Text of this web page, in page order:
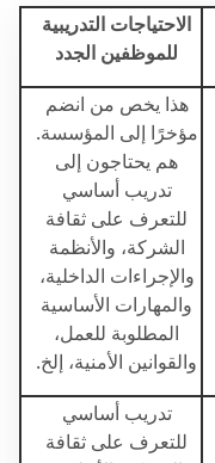
الاحتياجات التدريبية
للموظفين الجدد
هذا يخص من انضم
مؤخرًا إلى المؤسسة.
هم يحتاجون إلى
تدريب أساسي
للتعرف على ثقافة
الشركة، والأنظمة
والإجراءات الداخلية،
والمهارات الأساسية
المطلوبة للعمل،
والقوانين الأمنية، إلخ.
تدريب أساسي
للتعرف على ثقافة